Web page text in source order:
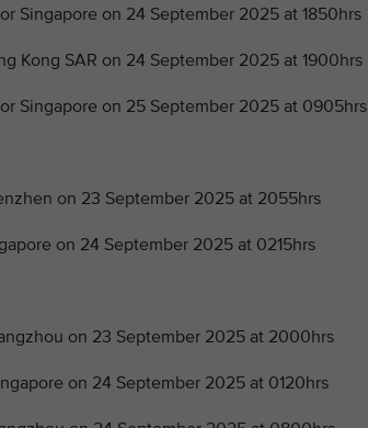
on 24 September 2025 at 1850hrs
SAR on 24 September 2025 at 1900hrs
Singapore on 25 September 2025 at 0905hrs
on 23 September 2025 at 2055hrs
on 24 September 2025 at 0215hrs
on 23 September 2025 at 2000hrs
on 24 September 2025 at 0120hrs